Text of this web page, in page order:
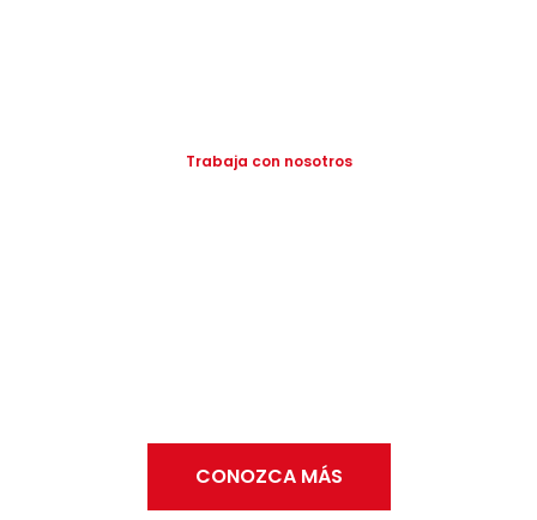
Trabaja con nosotros
CONOZCA MÁS